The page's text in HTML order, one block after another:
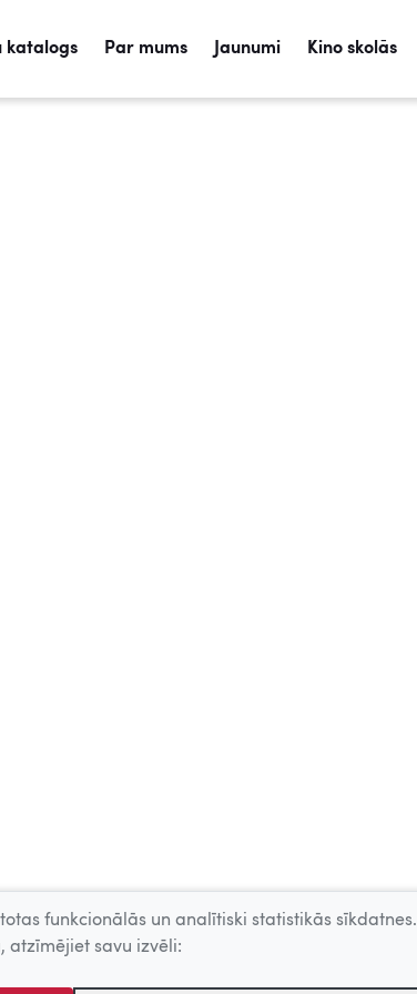
katalogs Par mums Jaunumi Kino skolās
funkcionālās un analītiski statistikās sīkdatnes.
atzīmējiet savu izvēli: